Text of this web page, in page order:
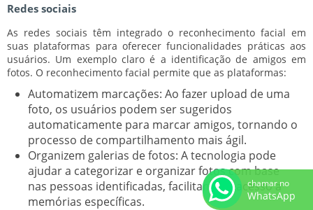
Redes sociais
As redes sociais têm integrado o reconhecimento facial em
suas plataformas para oferecer funcionalidades práticas aos
usuários. Um exemplo claro é a identificação de amigos em
fotos. O reconhecimento facial permite que as plataformas:
Automatizem marcações: Ao fazer upload de uma
foto, os usuários podem ser sugeridos
automaticamente para marcar amigos, tornando o
processo de compartilhamento mais ágil.
Organizem galerias de fotos: A tecnologia pode
ajudar a categorizar e organizar fotos com base
nas pessoas identificadas, facilitando o acesso a
memórias específicas.
chamar no
WhatsApp